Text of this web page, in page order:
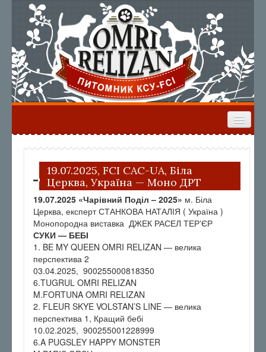
ВЫПУСКНИКИ РЕЗУЛЬТАТЫ ВЫСТАВОК
ФОРУМ
19.07.2025, FCI САС-UA, Біла
Церква, Україна — Моно ДРТ
19.07.2025 «Чарівний Поділ – 2025» м. Біла
Церква, експерт СТАНКОВА НАТАЛІЯ ( Україна )
Монопородна виставка ДЖЕК РАСЕЛ ТЕРʼЄР
СУКИ — БЕБІ
1. BE MY QUEEN OMRI RELIZAN — велика
перспектива 2
03.04.2025, 900255000818350
6.TUGRUL OMRI RELIZAN
M.FORTUNA OMRI RELIZAN
2. FLEUR SKYE VOLSTAN’S LINE — велика
перспектива 1, Кращий бебі
10.02.2025, 900255001228999
6.A PUGSLEY HAPPY MONSTER